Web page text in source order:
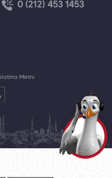
0 (212) 453 1453
Metni